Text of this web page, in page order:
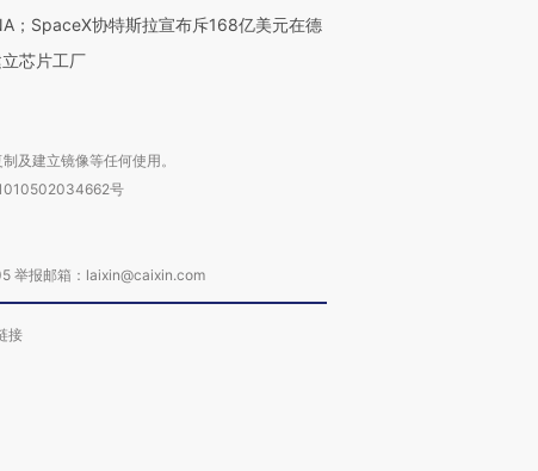
；SpaceX协特斯拉宣布斥168亿美元在德
芯片工厂
及建立镜像等任何使用。
号
举报邮箱：laixin@caixin.com
接